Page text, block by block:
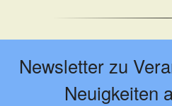
Newsletter zu
Neuigkeiten